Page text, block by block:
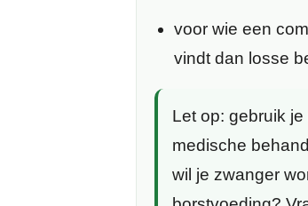
voor wie een
vindt dan losse
Let op: gebruik je
medische
wil je zwanger